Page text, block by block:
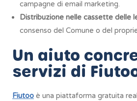
campagne di email marketing.
Distribuzione nelle cassette delle
consenso del Comune o del
Un aiuto
servizi di
Fiutoo è una piattaforma gratuita